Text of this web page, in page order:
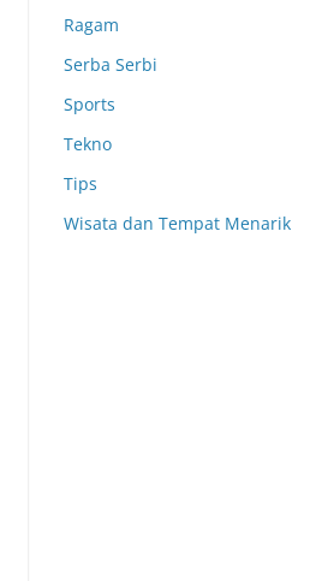
Ragam
Serba Serbi
Sports
Tekno
Tips
Wisata dan Tempat Menarik